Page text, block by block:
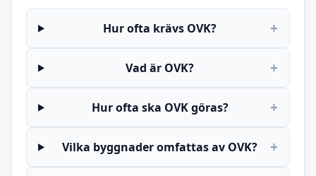
Hur ofta krävs OVK? +
Vad är OVK? +
Hur ofta ska OVK göras? +
Vilka byggnader omfattas av OVK? +